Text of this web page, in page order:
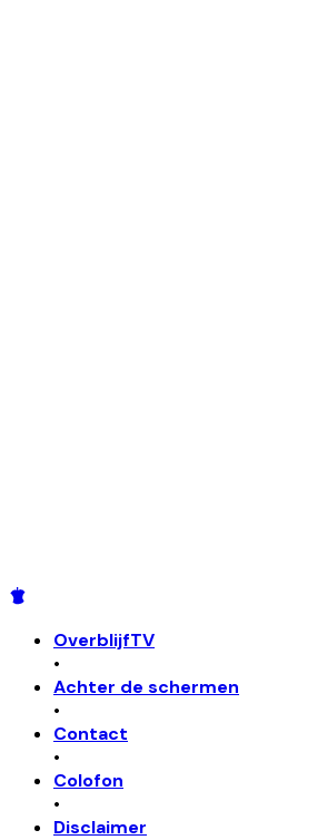
OverblijfTV
•
Achter de schermen
•
Contact
•
Colofon
•
Disclaimer